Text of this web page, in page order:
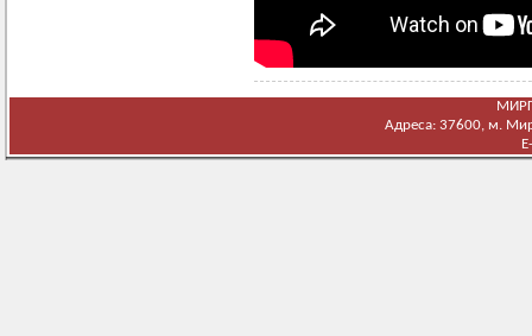
Адреса: 37600, м.